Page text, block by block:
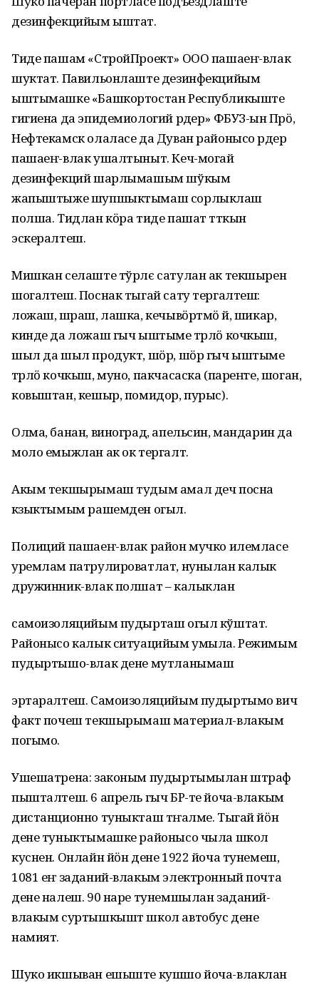
дезинфекцийым ыштат.
Тиде пашам «СтройПроект» ООО пашаеҥ-влак
шуктат. Павильонлаште дезинфекцийым
ыштымашке «Башкортостан Республикыште
гигиена да эпидемиологий рӱдер» ФБУЗ-ын Пӱрӧ,
Нефтекамск олаласе да Дуван районысо рӱдер
пашаеҥ-влак ушалтыныт. Кеч-могай
дезинфекций шарлымашым шўкым
жапыштыже шупшыктымаш сорлыклаш
полша. Тидлан кӧра тиде пашат тӱткын
эскералтеш.
Мишкан селаште тўрлє сатулан ак текшырен
шогалтеш. Поснак тыгай сату тергалтеш:
ложаш, шӱраш, лашка, кечывӧртмӧ ӱй, шикар,
кинде да ложаш гыч ыштыме тӱрлӧ кочкыш,
шыл да шыл продукт, шӧр, шӧр гыч ыштыме
тӱрлӧ кочкыш, муно, пакчасаска (пареҥге, шоган,
ковыштан, кешыр, помидор, пурыс).
Олма, банан, виноград, апельсин, мандарин да
моло емыжлан ак ок тергалт.
Акым текшырымаш тудым амал деч посна
кӱзыктымым рашемден огыл.
Полиций пашаеҥ-влак район мучко илемласе
уремлам патрулироватлат, нунылан калык
дружинник-влак полшат – калыклан
самоизоляцийым пудырташ огыл кўштат.
Районысо калык ситуацийым умыла. Режимым
пудыртышо-влак дене мутланымаш
эртаралтеш. Самоизоляцийым пудыртымо вич
факт почеш текшырымаш материал-влакым
погымо.
Ушешатрена: законым пудыртымылан штраф
пышталтеш. 6 апрель гыч БР-те йоча-влакым
дистанционно туныкташ тӱҥалме. Тыгай йӧн
дене туныктымашке районысо чыла школ
куснен. Онлайн йӧн дене 1922 йоча тунемеш,
1081 еҥ заданий-влакым электронный почта
дене налеш. 90 наре тунемшылан заданий-
влакым суртышкышт школ автобус дене
намият.
Шуко икшыван ешыште кушшо йоча-влаклан